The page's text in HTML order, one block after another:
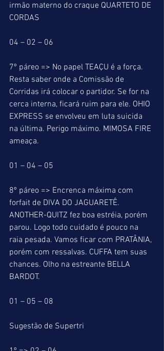
irmão materno do craque QUARTETO DE
CORDAS
04 – 02 – 06
7º páreo => No papel TEAÇU é a força.
Resta saber onde a Comissão de
Corridas irá colocar o partidor. Se for na
cerca interna, ficará ruim para ele. OHIO
EXPRESS se envolveu em luta suicida
na última. Perigo máximo. MIMOSA FIRE
ameaça.
01 – 04 – 05
8º páreo => Encrenca máxima com
forfait de DIVA DO JAGUARETÊ.
ANOTHER-QUITZ fez boa estréia, porém
parou. Logo todo cuidado é pouco na
raia pesada. Vamos ficar com PRATÂNIA,
porém com ressalvas. CUFFA tem suas
chances. Olho na estreante BELLA
BARDOT.
01 – 05 – 08
Sugestão de Supertri